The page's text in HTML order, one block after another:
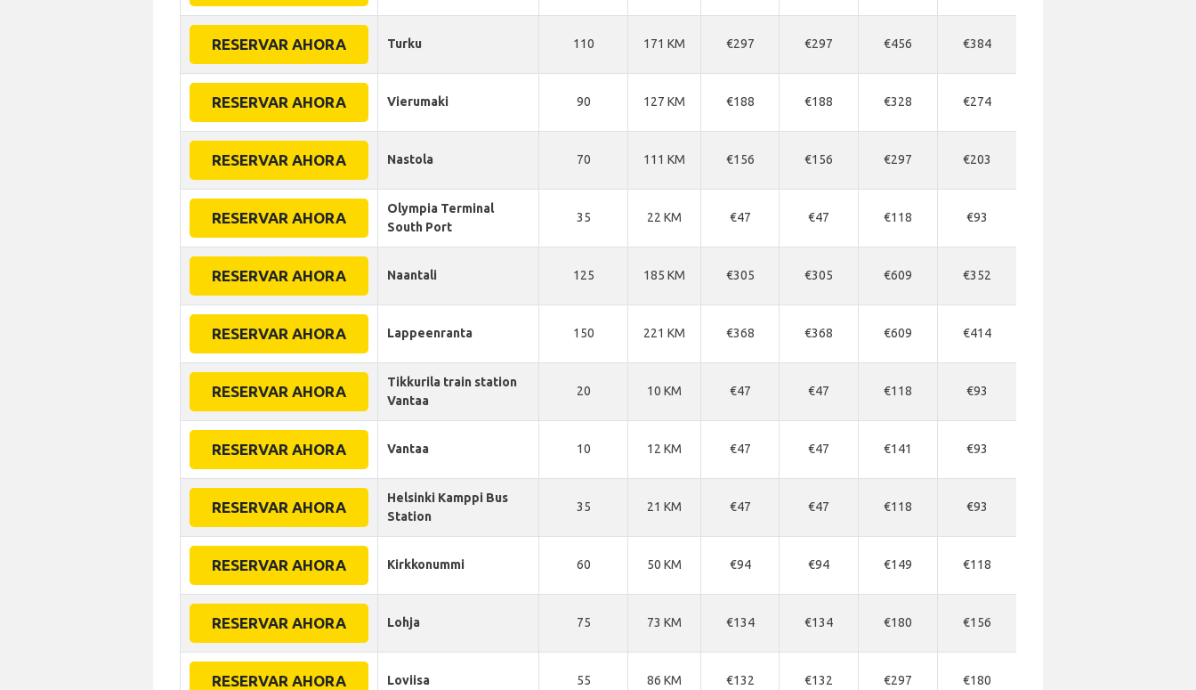
RESERVAR AHORA Turku 110 171 KM €297 €297 €456 €384
RESERVAR AHORA Vierumaki 90 127 KM €188 €188 €328 €274
RESERVAR AHORA Nastola 70 111 KM €156 €156 €297 €203
RESERVAR AHORA
Olympia Terminal
South Port
35 22 KM €47 €47 €118 €93
RESERVAR AHORA Naantali 125 185 KM €305 €305 €609 €352
RESERVAR AHORA Lappeenranta 150 221 KM €368 €368 €609 €414
RESERVAR AHORA
Tikkurila train station
Vantaa
20 10 KM €47 €47 €118 €93
RESERVAR AHORA Vantaa 10 12 KM €47 €47 €141 €93
RESERVAR AHORA
Helsinki Kamppi Bus
Station
35 21 KM €47 €47 €118 €93
RESERVAR AHORA Kirkkonummi 60 50 KM €94 €94 €149 €118
RESERVAR AHORA Lohja 75 73 KM €134 €134 €180 €156
RESERVAR AHORA Loviisa 55 86 KM €132 €132 €297 €180